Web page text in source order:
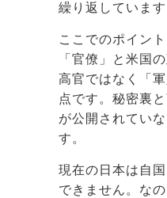
繰り返しています
ここでのポイン
「官僚」と米国
高官ではなく「
点です。秘密裏
が公開されてい
す。
現在の日本は自
できません。な